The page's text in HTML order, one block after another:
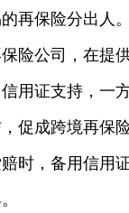
再保险分出人
险公司，在提
用证支持，一
促成跨境再保
时，备用信用